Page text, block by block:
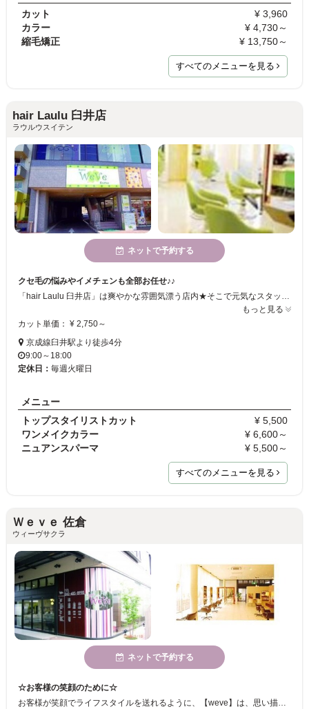
カット
¥ 3,960
カラー
¥ 4,730～
縮毛矯正
¥ 13,750～
すべてのメニューを見る
hair Laulu 臼井店
ラウルウスイテン
ネットで予約する
クセ毛の悩みやイメチェンも全部お任せ♪♪
「hair Laulu 臼井店」は爽やかな雰囲気漂う店内★そこで元気なスタッフたちが、お客様一人ひとりのニーズに合った髪型を作りあげています☆カウンセリングを大切にしているので、アナタのご希望がきっと叶う♪
もっと見る
カット単価： ¥ 2,750～
京成線臼井駅より徒歩4分
9:00～18:00
定休日： 毎週火曜日
メニュー
トップスタイリストカット
¥ 5,500
ワンメイクカラー
¥ 6,600～
ニュアンスパーマ
¥ 5,500～
すべてのメニューを見る
Ｗｅｖｅ 佐倉
ウィーヴサクラ
ネットで予約する
☆お客様の笑顔のために☆
お客様が笑顔でライフスタイルを送れるように、【weve】は、思い描いたヘアスタイルを実現するために、誠心誠意アドバイスさせていただきます！カラーのメニューも豊富なので、髪が傷みやすい等のご相談もお気軽にどうぞ♪